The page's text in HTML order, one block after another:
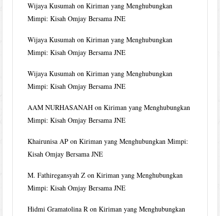
Wijaya Kusumah onKiriman yang Menghubungkan
Mimpi: Kisah Omjay Bersama JNE
Wijaya Kusumah onKiriman yang Menghubungkan
Mimpi: Kisah Omjay Bersama JNE
Wijaya Kusumah onKiriman yang Menghubungkan
Mimpi: Kisah Omjay Bersama JNE
AAM NURHASANAH onKiriman yang Menghubungkan
Mimpi: Kisah Omjay Bersama JNE
Khairunisa AP onKiriman yang Menghubungkan Mimpi:
Kisah Omjay Bersama JNE
M. Fathiregansyah Z onKiriman yang Menghubungkan
Mimpi: Kisah Omjay Bersama JNE
Hidmi Gramatolina R onKiriman yang Menghubungkan